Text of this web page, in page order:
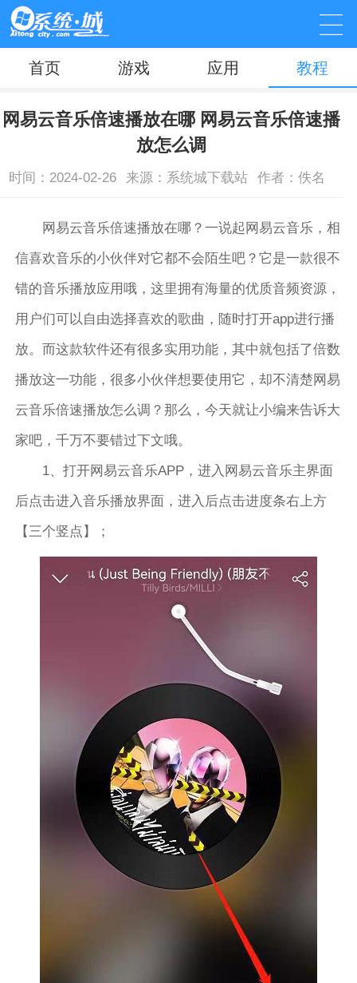
首页 游戏 应用 教程
网易云音乐倍速播放在哪 网易云音乐倍速播
放怎么调
时间：2024-02-26 来源：系统城下载站 作者：佚名
网易云音乐倍速播放在哪？一说起网易云音乐，相
信喜欢音乐的小伙伴对它都不会陌生吧？它是一款很不
错的音乐播放应用哦，这里拥有海量的优质音频资源，
用户们可以自由选择喜欢的歌曲，随时打开app进行播
放。而这款软件还有很多实用功能，其中就包括了倍数
播放这一功能，很多小伙伴想要使用它，却不清楚网易
云音乐倍速播放怎么调？那么，今天就让小编来告诉大
家吧，千万不要错过下文哦。
​1、打开网易云音乐APP，进入网易云音乐主界面
后点击进入音乐播放界面，进入后点击进度条右上方
【三个竖点】；